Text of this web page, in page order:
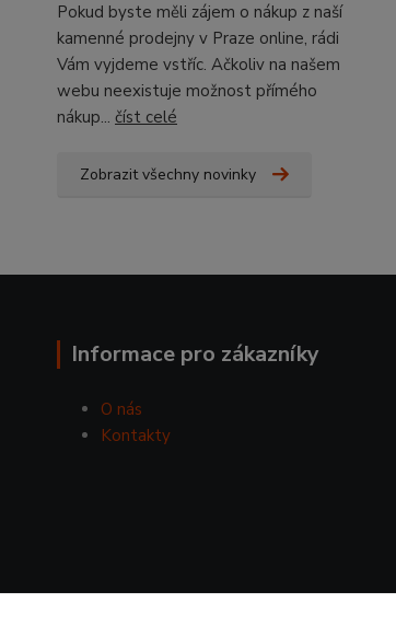
Pokud byste měli zájem o nákup z naší
kamenné prodejny v Praze online, rádi
Vám vyjdeme vstříc. Ačkoliv na našem
webu neexistuje možnost přímého
nákup... číst celé
Zobrazit všechny novinky
Informace pro zákazníky
O nás
Kontakty